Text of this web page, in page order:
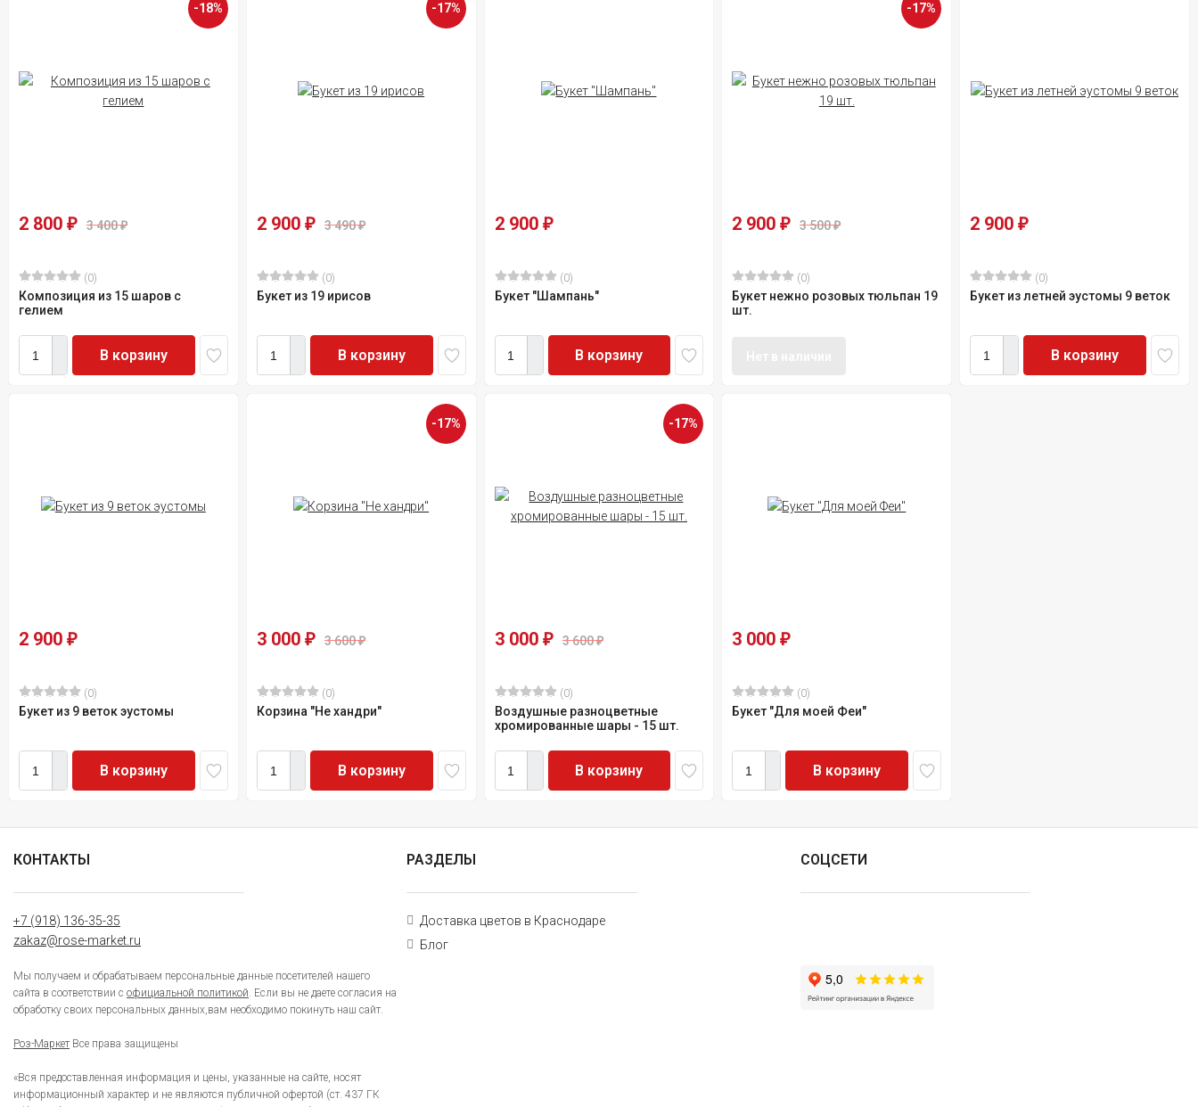
-18%
2 800 ₽ 3 400₽
(0)
Композиция из 15 шаров с
гелием
В корзину
-17%
2 900 ₽ 3 490₽
(0)
Букет из 19 ирисов
В корзину
2 900 ₽
(0)
Букет "Шампань"
В корзину
-17%
2 900₽ 3 500₽
(0)
Букет нежно розовых тюльпан 19
шт.
2 900₽
(0)
Букет из летней эустомы 9 веток
В корзину
2 900 ₽
(0)
Букет из 9 веток эустомы
В корзину
-17%
3 000 ₽ 3 600₽
(0)
Корзина "Не хандри"
В корзину
-17%
3 000 ₽ 3 600₽
(0)
Воздушные разноцветные
хромированные шары - 15 шт.
В корзину
3 000₽
(0)
Букет "Для моей Феи"
В корзину
КОНТАКТЫ
+7 (918) 136-35-35
zakaz@rose-market.ru
Мы получаем и обрабатываем персональные данные посетителей нашего
сайта в соответствии с официальной политикой. Если вы не даете согласия на
обработку своих персональных данных,вам необходимо покинуть наш сайт.
Роз-МаркетВсе права защищены
«Вся предоставленная информация и цены, указанные на сайте, носят
информационный характер и не являются публичной офертой (ст. 437 ГК
РАЗДЕЛЫ
Доставка цветов в Краснодаре
Блог
СОЦСЕТИ